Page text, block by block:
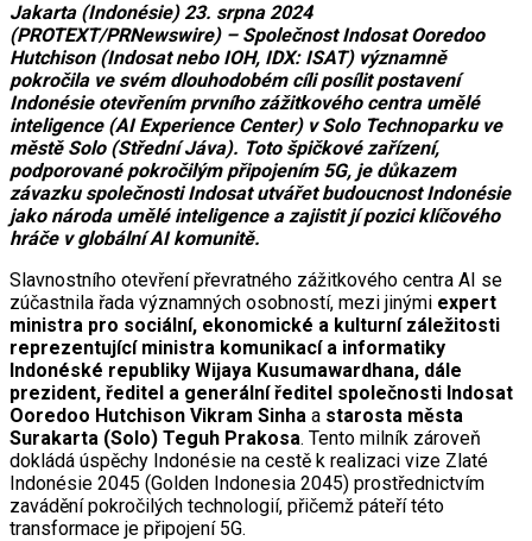
Jakarta (Indonésie) 23. srpna 2024
(PROTEXT/PRNewswire) – Společnost Indosat Ooredoo
Hutchison (Indosat nebo IOH, IDX: ISAT) významně
pokročila ve svém dlouhodobém cíli posílit postavení
Indonésie otevřením prvního zážitkového centra umělé
inteligence (AI Experience Center) v Solo Technoparku ve
městě Solo (Střední Jáva). Toto špičkové zařízení,
podporované pokročilým připojením 5G, je důkazem
závazku společnosti Indosat utvářet budoucnost Indonésie
jako národa umělé inteligence a zajistit jí pozici klíčového
hráče v globální AI komunitě.
Slavnostního otevření převratného zážitkového centra AI se
zúčastnila řada významných osobností, mezi jinými expert
ministra pro sociální, ekonomické a kulturní záležitosti
reprezentující ministra komunikací a informatiky
Indonéské republiky Wijaya Kusumawardhana, dále
prezident, ředitel a generální ředitel společnosti Indosat
Ooredoo Hutchison Vikram Sinha a starosta města
Surakarta (Solo) Teguh Prakosa. Tento milník zároveň
dokládá úspěchy Indonésie na cestě k realizaci vize Zlaté
Indonésie 2045 (Golden Indonesia 2045) prostřednictvím
zavádění pokročilých technologií, přičemž páteří této
transformace je připojení 5G.